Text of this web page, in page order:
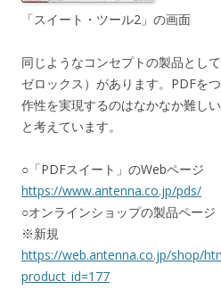
「スイート・ツール2」の画面
同じようなコンセプトの製品とし
ゼロックス）があります。PDFを
作性を実現するのはなかなか難し
と考えています。
○「PDFスイート」のWebページ
https://www.antenna.co.jp/pds/
○オンラインショップの製品ページ
※新規
https://web.antenna.co.jp/shop/
product_id=177